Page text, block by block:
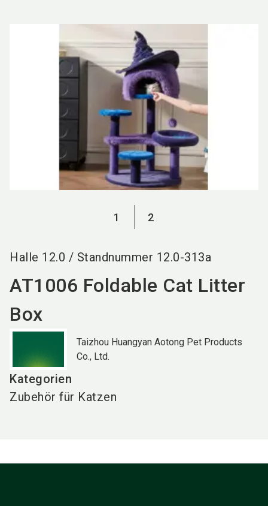
1 2
Halle 12.0 / Standnummer 12.0-313a
AT1006 Foldable Cat Litter
Box
Taizhou Huangyan Aotong Pet Products
Co., Ltd.
Kategorien
Zubehör für Katzen